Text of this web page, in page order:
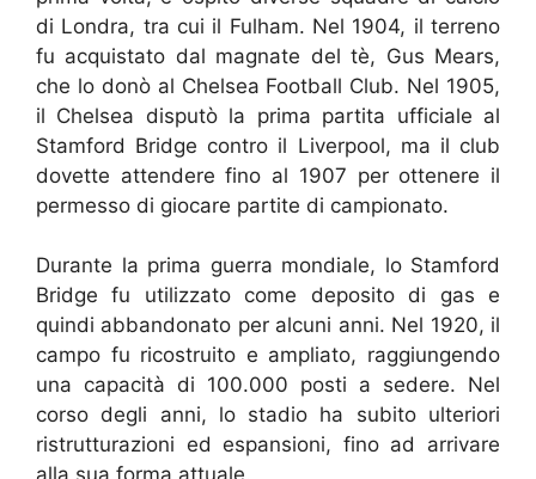
di Londra, tra cui il Fulham. Nel 1904, il terreno
fu acquistato dal magnate del tè, Gus Mears,
che lo donò al Chelsea Football Club. Nel 1905,
il Chelsea disputò la prima partita ufficiale al
Stamford Bridge contro il Liverpool, ma il club
dovette attendere fino al 1907 per ottenere il
permesso di giocare partite di campionato.
Durante la prima guerra mondiale, lo Stamford
Bridge fu utilizzato come deposito di gas e
quindi abbandonato per alcuni anni. Nel 1920, il
campo fu ricostruito e ampliato, raggiungendo
una capacità di 100.000 posti a sedere. Nel
corso degli anni, lo stadio ha subito ulteriori
ristrutturazioni ed espansioni, fino ad arrivare